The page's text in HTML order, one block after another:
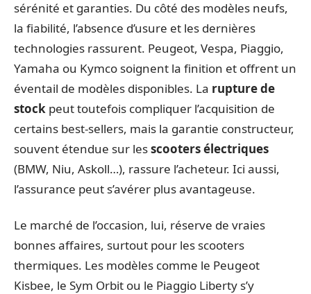
sérénité et garanties. Du côté des modèles neufs,
la fiabilité, l’absence d’usure et les dernières
technologies rassurent. Peugeot, Vespa, Piaggio,
Yamaha ou Kymco soignent la finition et offrent un
éventail de modèles disponibles. La rupture de
stock peut toutefois compliquer l’acquisition de
certains best-sellers, mais la garantie constructeur,
souvent étendue sur lesscooters électriques
(BMW, Niu, Askoll…), rassure l’acheteur. Ici aussi,
l’assurance peut s’avérer plus avantageuse.
Le marché de l’occasion, lui, réserve de vraies
bonnes affaires, surtout pour les scooters
thermiques. Les modèles comme le Peugeot
Kisbee, le Sym Orbit ou le Piaggio Liberty s’y